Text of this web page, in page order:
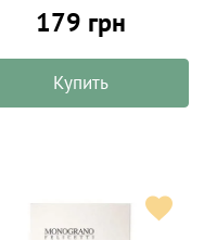
179 грн
Купить